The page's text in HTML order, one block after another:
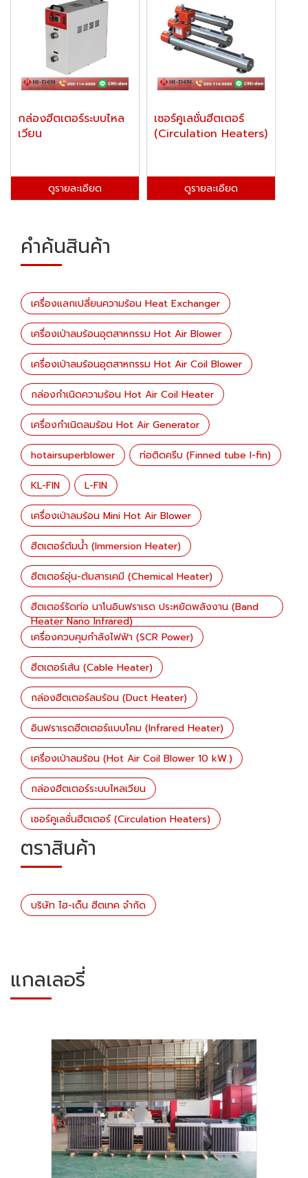
กล่องฮีตเตอร์ระบบไหล
เวียน
ดูรายละเอียด
เซอร์คูเลชั่นฮีตเตอร์
(Circulation Heaters)
ดูรายละเอียด
คำค้นสินค้า
เครื่องแลกเปลี่ยนความร้อน Heat Exchanger
เครื่องเป่าลมร้อนอุตสาหกรรม Hot Air Blower
เครื่องเป่าลมร้อนอุตสาหกรรม Hot Air Coil Blower
กล่องกำเนิดความร้อน Hot Air Coil Heater
เครื่องกำเนิดลมร้อน Hot Air Generator
hotairsuperblower ท่อติดครีบ (Finned tube I-fin)
KL-FIN L-FIN
เครื่องเป่าลมร้อน Mini Hot Air Blower
ฮีตเตอร์ต้มน้ำ (Immersion Heater)
ฮีตเตอร์อุ่น-ต้มสารเคมี (Chemical Heater)
ฮีตเตอร์รัดท่อ นาโนอินฟราเรด ประหยัดพลังงาน (Band
Heater Nano Infrared)
เครื่องควบคุมกำลังไฟฟ้า (SCR Power)
ฮีตเตอร์เส้น (Cable Heater)
กล่องฮีตเตอร์ลมร้อน (Duct Heater)
อินฟราเรดฮีตเตอร์แบบโคม (Infrared Heater)
เครื่องเป่าลมร้อน (Hot Air Coil Blower 10 kW.)
กล่องฮีตเตอร์ระบบไหลเวียน
เซอร์คูเลชั่นฮีตเตอร์ (Circulation Heaters)
ตราสินค้า
บริษัท ไฮ-เด็น ฮีตเทค จำกัด
แกลเลอรี่